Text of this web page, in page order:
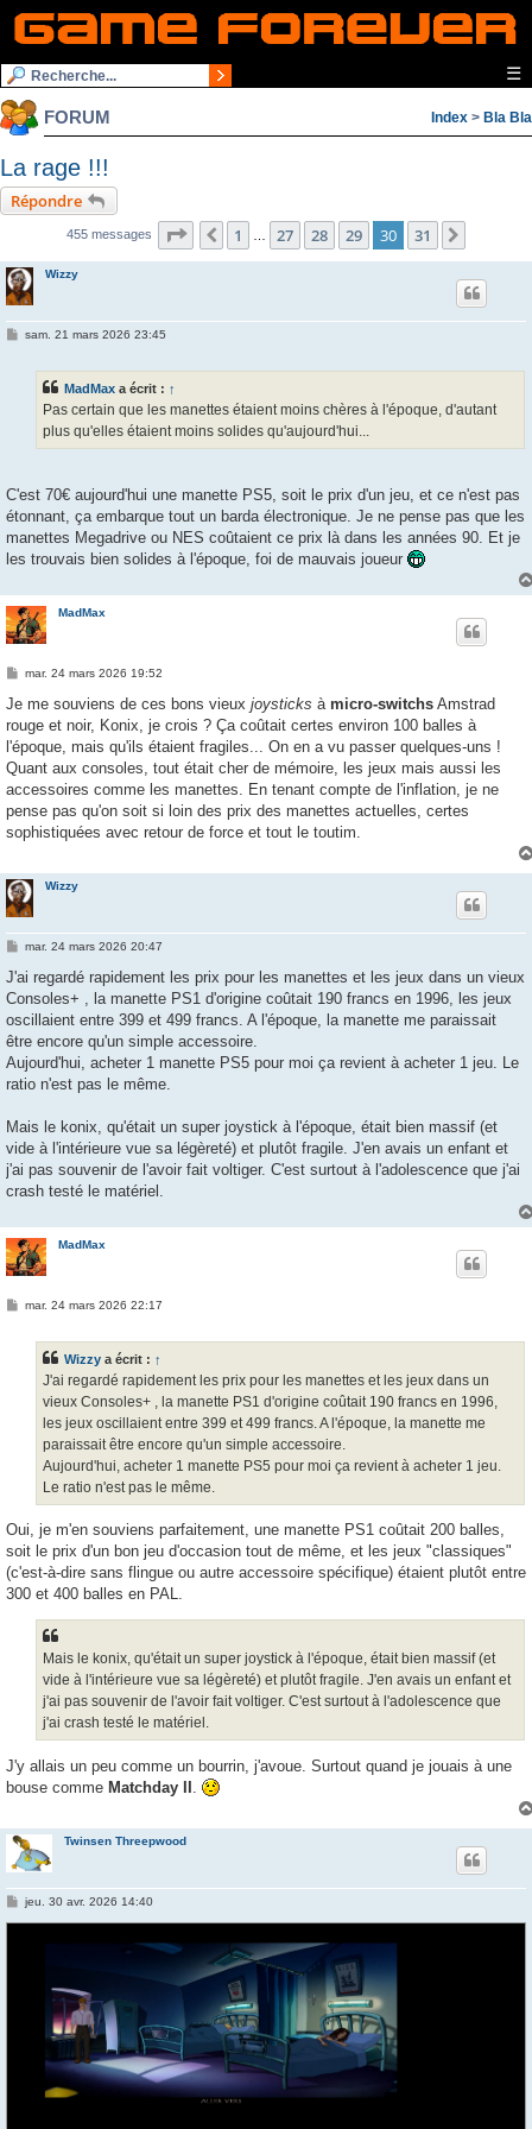
☰
FORUM Index > Bla Bla
La rage !!!
Répondre
455 messages Page 30 sur 31
Précédente
1 … 27 28 29 30 31
Wizzy
Msam. 21 mars 2026 23:45
MadMax a écrit : ↑
Pas certain que les manettes étaient moins chères à l'époque, d'autant
plus qu'elles étaient moins solides qu'aujourd'hui...
C'est 70€ aujourd'hui une manette PS5, soit le prix d'un jeu, et ce n'est pas
étonnant, ça embarque tout un barda électronique. Je ne pense pas que les
manettes Megadrive ou NES coûtaient ce prix là dans les années 90. Et je
les trouvais bien solides à l'époque, foi de mauvais joueur
MadMax
M
s
a
g
e
mar. 24 mars 2026 19:52
Je me souviens de ces bons vieux joysticks à micro-switchs Amstrad
rouge et noir, Konix, je crois ? Ça coûtait certes environ 100 balles à
l'époque, mais qu'ils étaient fragiles... On en a vu passer quelques-uns !
Quant aux consoles, tout était cher de mémoire, les jeux mais aussi les
accessoires comme les manettes. En tenant compte de l'inflation, je ne
pense pas qu'on soit si loin des prix des manettes actuelles, certes
sophistiquées avec retour de force et tout le toutim.
Wizzy
M
s
a
g
mar. 24 mars 2026 20:47
J'ai regardé rapidement les prix pour les manettes et les jeux dans un vieux
Consoles+ , la manette PS1 d'origine coûtait 190 francs en 1996, les jeux
oscillaient entre 399 et 499 francs. A l'époque, la manette me paraissait
être encore qu'un simple accessoire.
Aujourd'hui, acheter 1 manette PS5 pour moi ça revient à acheter 1 jeu. Le
ratio n'est pas le même.
Mais le konix, qu'était un super joystick à l'époque, était bien massif (et
vide à l'intérieure vue sa légèreté) et plutôt fragile. J'en avais un enfant et
j'ai pas souvenir de l'avoir fait voltiger. C'est surtout à l'adolescence que j'ai
crash testé le matériel.
MadMax
Mmar. 24 mars 2026 22:17
Wizzy a écrit : ↑
J'ai regardé rapidement les prix pour les manettes et les jeux dans un
vieux Consoles+ , la manette PS1 d'origine coûtait 190 francs en 1996,
les jeux oscillaient entre 399 et 499 francs. A l'époque, la manette me
paraissait être encore qu'un simple accessoire.
Aujourd'hui, acheter 1 manette PS5 pour moi ça revient à acheter 1 jeu.
Le ratio n'est pas le même.
Oui, je m'en souviens parfaitement, une manette PS1 coûtait 200 balles,
soit le prix d'un bon jeu d'occasion tout de même, et les jeux "classiques"
(c'est-à-dire sans flingue ou autre accessoire spécifique) étaient plutôt entre
300 et 400 balles en PAL.
Mais le konix, qu'était un super joystick à l'époque, était bien massif (et
vide à l'intérieure vue sa légèreté) et plutôt fragile. J'en avais un enfant et
j'ai pas souvenir de l'avoir fait voltiger. C'est surtout à l'adolescence que
j'ai crash testé le matériel.
J'y allais un peu comme un bourrin, j'avoue. Surtout quand je jouais à une
bouse comme Matchday II
Twinsen Threepwood
Mjeu. 30 avr. 2026 14:40